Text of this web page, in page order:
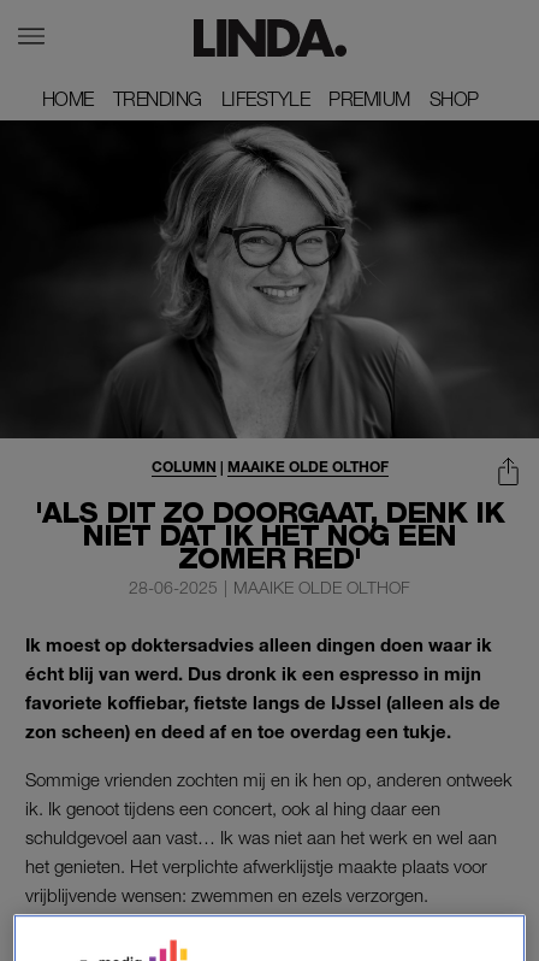
HOME
HOME TRENDING
TRENDING LIFESTYLE
LIFESTYLE PREMIUM
PREMIUM SHOP
SHOP
'ALS DIT ZO DOORGAAT, DENK IK
NIET DAT IK HET NOG EEN
ZOMER RED'
COLUMN | MAAIKE OLDE OLTHOF
28-06-2025 | MAAIKE OLDE OLTHOF
Ik moest op doktersadvies alleen dingen doen waar ik
écht blij van werd. Dus dronk ik een espresso in mijn
favoriete koffiebar, fietste langs de IJssel (alleen als de
zon scheen) en deed af en toe overdag een tukje.
Sommige vrienden zochten mij en ik hen op, anderen ontweek
ik. Ik genoot tijdens een concert, ook al hing daar een
schuldgevoel aan vast… Ik was niet aan het werk en wel aan
het genieten. Het verplichte afwerklijstje maakte plaats voor
vrijblijvende wensen: zwemmen en ezels verzorgen.